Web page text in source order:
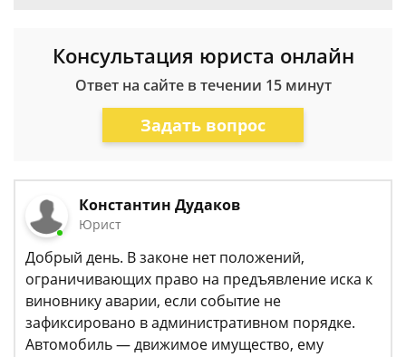
Консультация юриста онлайн
Ответ на сайте в течении 15 минут
Задать вопрос
Константин Дудаков
Юрист
Добрый день. В законе нет положений,
ограничивающих право на предъявление иска к
виновнику аварии, если событие не
зафиксировано в административном порядке.
Автомобиль — движимое имущество, ему